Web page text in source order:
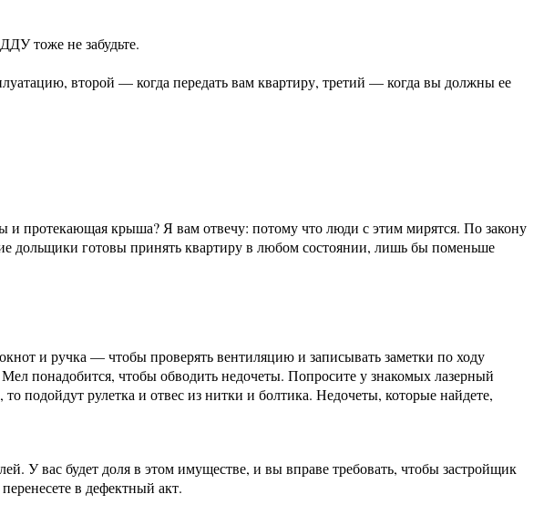
тоже не забудьте.
второй — когда передать вам квартиру, третий — когда вы должны ее
протекающая крыша? Я вам отвечу: потому что люди с этим мирятся. По закону
дольщики готовы принять квартиру в любом состоянии, лишь бы поменьше
и ручка — чтобы проверять вентиляцию и записывать заметки по ходу
понадобится, чтобы обводить недочеты. Попросите у знакомых лазерный
подойдут рулетка и отвес из нитки и болтика. Недочеты, которые найдете,
У вас будет доля в этом имуществе, и вы вправе требовать, чтобы застройщик
в дефектный акт.